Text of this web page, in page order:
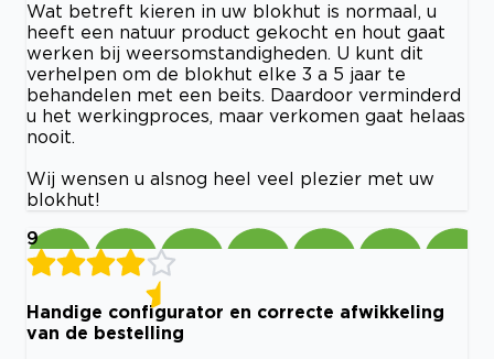
Wat betreft kieren in uw blokhut is normaal, u
heeft een natuur product gekocht en hout gaat
werken bij weersomstandigheden. U kunt dit
verhelpen om de blokhut elke 3 a 5 jaar te
behandelen met een beits. Daardoor verminderd
u het werkingproces, maar verkomen gaat helaas
nooit.
Wij wensen u alsnog heel veel plezier met uw
blokhut!
9
Handige configurator en correcte afwikkeling
van de bestelling